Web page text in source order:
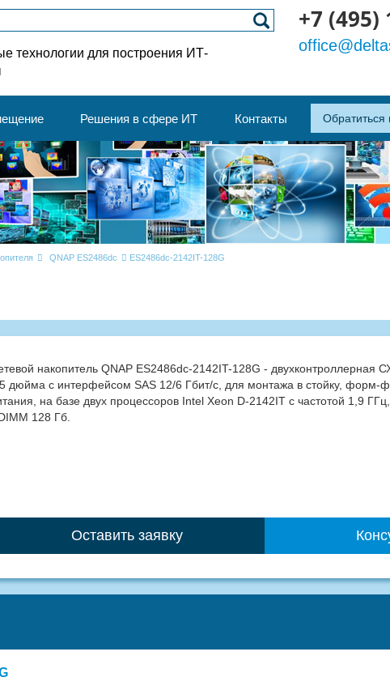
технологии для построения ИТ-
+7 (495)
Решения в сфере ИТ Контакты
QNAP ES2486dc ES2486dc-2142IT-128G
накопитель QNAP ES2486dc-2142IT-128G - двухконтроллерная
дюйма с интерфейсом SAS 12/6 Гбит/с, для монтажа в стойку, форм-
на базе двух процессоров Intel Xeon D-2142IT с частотой 1,9
128 Гб.
Оставить заявку